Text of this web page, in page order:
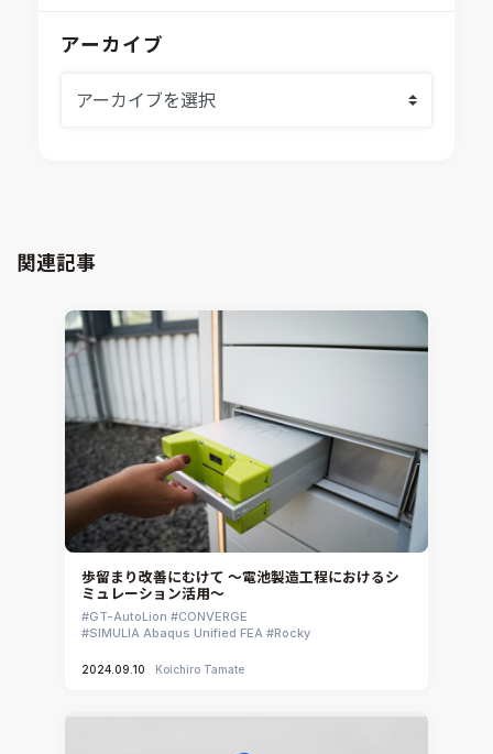
システムシミュレーション
CAD連携・CAE業務支援
MBDプロセス構築コンサルティング
CAEエンジニアリングコンサルティング
音響設計
CAE分野におけるAIコンサルティング
システム構築と開発
modeFRONTIER
Ansys SCADE
Virtual Environment
CONVERGE
iconCFD
SIMULIA Abaqus Unified FEA
Simcenter Flotherm
Simcenter Flotherm XT
Ansys Electronics
DEMITASNX
Simcenter 3D Acoustics
Rocky
CATIA V5 Analysis
3DEXPERIENCE SIMULIA
DEP MeshWorks
IDAJからのお知らせ
アーカイブ
関連記事
歩留まり改善にむけて ～電池製造工程におけるシ
ミュレーション活用～
GT-AutoLion
CONVERGE
SIMULIA Abaqus Unified FEA
Rocky
2024.09.10 Koichiro Tamate